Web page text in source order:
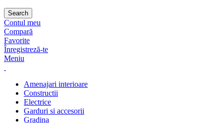
Search
Contul meu
Compară
Favorite
Înregistreză-te
Meniu
Amenajari interioare
Constructii
Electrice
Garduri si accesorii
Gradina